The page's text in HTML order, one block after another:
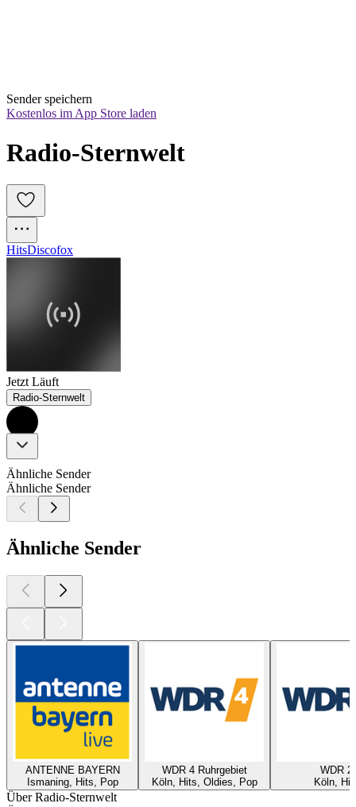
Sender speichern
Kostenlos im App Store laden
Radio-Sternwelt
HitsDiscofox
Jetzt Läuft
Radio-Sternwelt
Ähnliche Sender
Ähnliche Sender
Ähnliche Sender
ANTENNE BAYERN
Ismaning, Hits, Pop
WDR 4 Ruhrgebiet
Köln, Hits, Oldies, Pop
WDR 2
Köln,
Über Radio-Sternwelt